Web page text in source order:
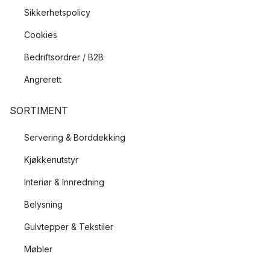
Sikkerhetspolicy
Cookies
Bedriftsordrer / B2B
Angrerett
SORTIMENT
Servering & Borddekking
Kjøkkenutstyr
Interiør & Innredning
Belysning
Gulvtepper & Tekstiler
Møbler